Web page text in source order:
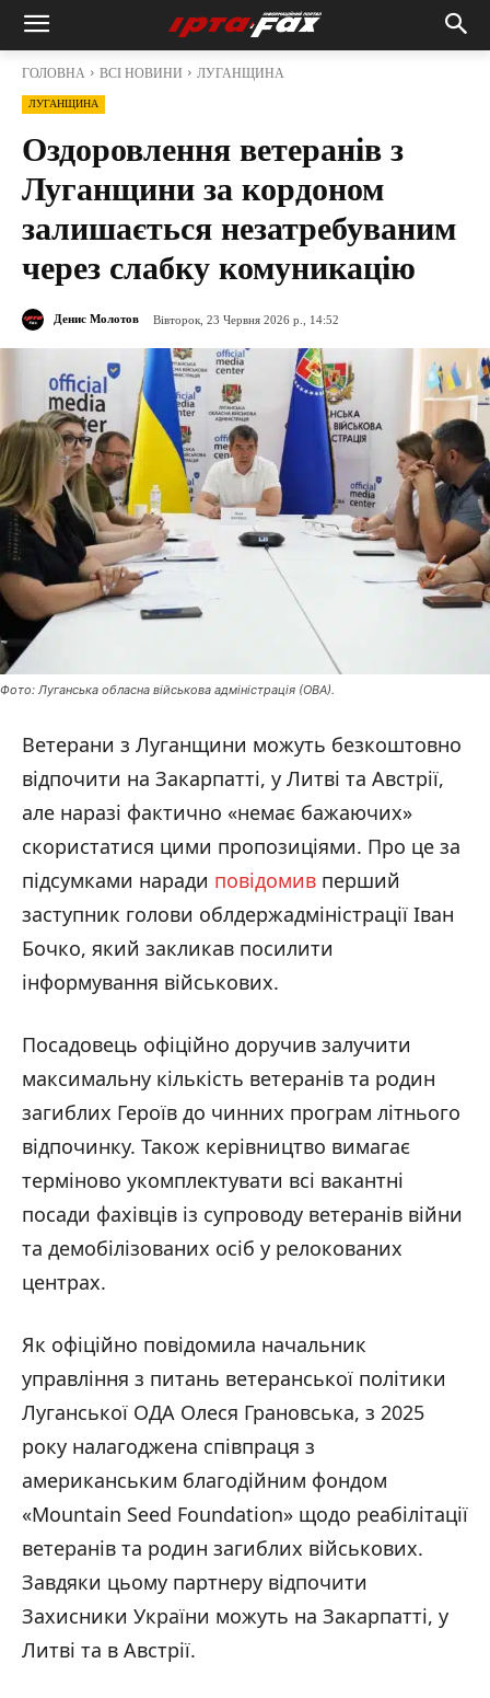
ГОЛОВНА ВСІ НОВИНИ ЛУГАНЩИНА
ЛУГАНЩИНА
Оздоровлення ветеранів з
Луганщини за кордоном
залишається незатребуваним
через слабку комуникацію
Денис Молотов Вівторок, 23 Червня 2026 р., 14:52
Фото: Луганська обласна військова адміністрація (ОВА).
Ветерани з Луганщини можуть безкоштовно
відпочити на Закарпатті, у Литві та Австрії,
але наразі фактично «немає бажаючих»
скористатися цими пропозиціями. Про це за
підсумками наради повідомив перший
заступник голови облдержадміністрації Іван
Бочко, який закликав посилити
інформування військових.
Посадовець офіційно доручив залучити
максимальну кількість ветеранів та родин
загиблих Героїв до чинних програм літнього
відпочинку. Також керівництво вимагає
терміново укомплектувати всі вакантні
посади фахівців із супроводу ветеранів війни
та демобілізованих осіб у релокованих
центрах.
Як офіційно повідомила начальник
управління з питань ветеранської політики
Луганської ОДА Олеся Грановська, з 2025
року налагоджена співпраця з
американським благодійним фондом
«Mountain Seed Foundation» щодо реабілітації
ветеранів та родин загиблих військових.
Завдяки цьому партнеру відпочити
Захисники України можуть на Закарпатті, у
Литві та в Австрії.